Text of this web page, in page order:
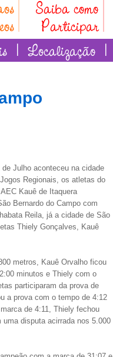
Julho aconteceu na cidade
Regionais, os atletas do
Kauê de Itaquera
Bernardo do Campo com
Reila, já a cidade de São
Thiely Gonçalves, Kauê
metros, Kauê Orvalho ficou
minutos e Thiely com o
participaram da prova de
a prova com o tempo de 4:12
de 4:11, Thiely fechou
disputa acirrada nos 5.000